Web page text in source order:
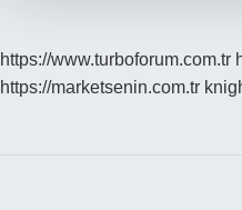
https://www.turboforum.com.tr
https://marketsenin.com.tr